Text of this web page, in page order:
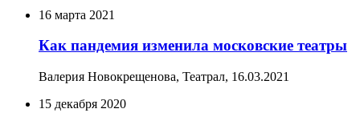
16 марта 2021
Как пандемия изменила московские театры
Валерия Новокрещенова, Театрал, 16.03.2021
15 декабря 2020